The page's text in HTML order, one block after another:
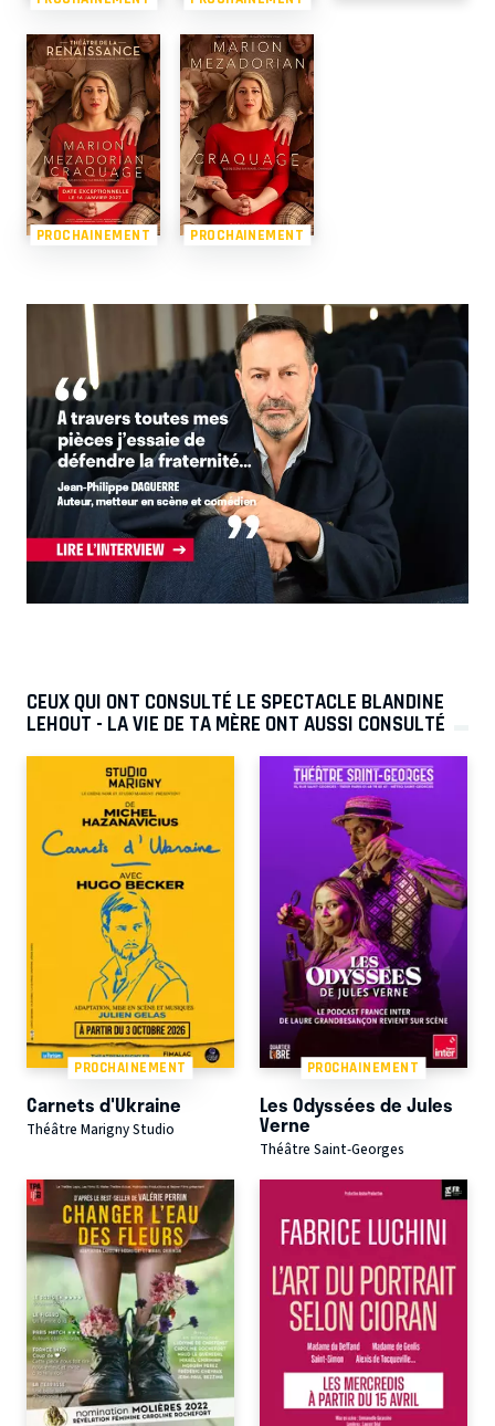
PROCHAINEMENT PROCHAINEMENT
CEUX QUI ONT CONSULTÉ LE SPECTACLE BLANDINE
LEHOUT - LA VIE DE TA MÈRE ONT AUSSI CONSULTÉ
PROCHAINEMENT
Carnets d'Ukraine
Théâtre Marigny Studio
PROCHAINEMENT
Les Odyssées de Jules
Verne
Théâtre Saint-Georges